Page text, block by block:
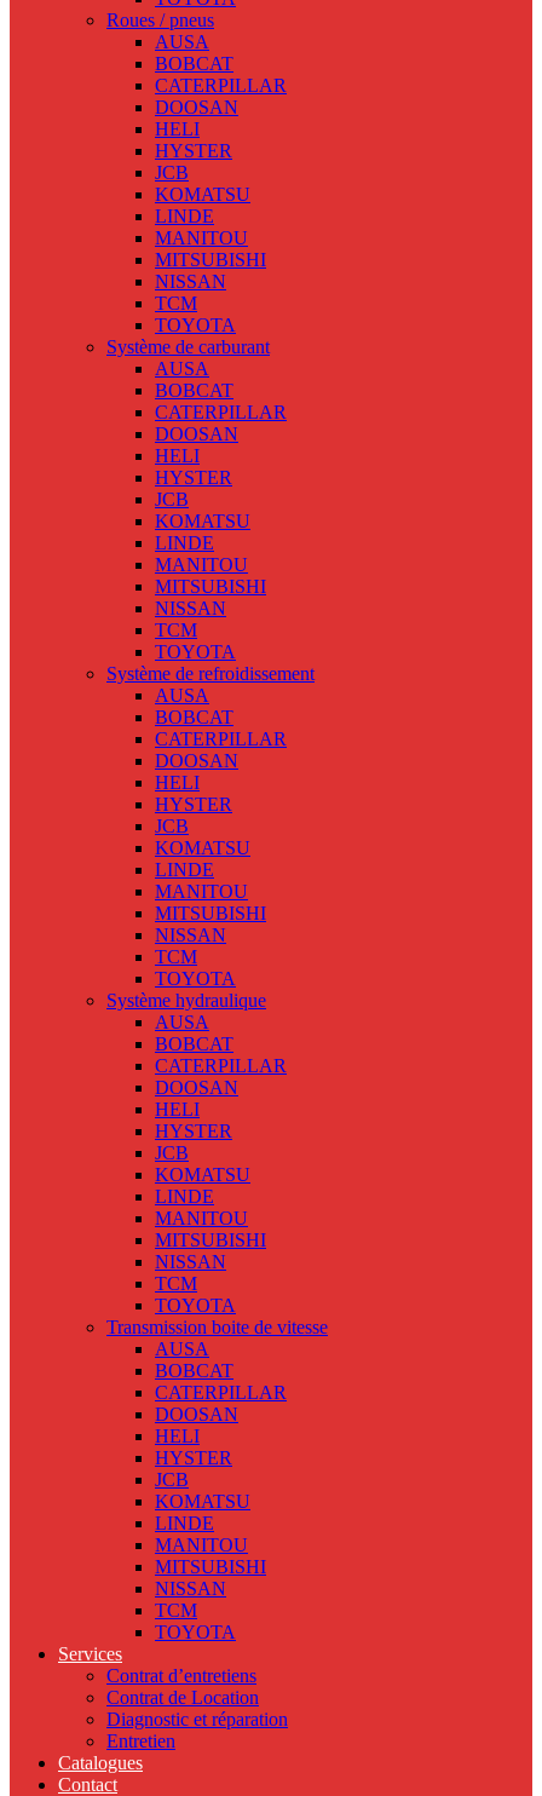
Roues / pneus
AUSA
BOBCAT
CATERPILLAR
DOOSAN
HELI
HYSTER
JCB
KOMATSU
LINDE
MANITOU
MITSUBISHI
NISSAN
TCM
TOYOTA
Système de carburant
AUSA
BOBCAT
CATERPILLAR
DOOSAN
HELI
HYSTER
JCB
KOMATSU
LINDE
MANITOU
MITSUBISHI
NISSAN
TCM
TOYOTA
Système de refroidissement
AUSA
BOBCAT
CATERPILLAR
DOOSAN
HELI
HYSTER
JCB
KOMATSU
LINDE
MANITOU
MITSUBISHI
NISSAN
TCM
TOYOTA
Système hydraulique
AUSA
BOBCAT
CATERPILLAR
DOOSAN
HELI
HYSTER
JCB
KOMATSU
LINDE
MANITOU
MITSUBISHI
NISSAN
TCM
TOYOTA
Transmission boite de vitesse
AUSA
BOBCAT
CATERPILLAR
DOOSAN
HELI
HYSTER
JCB
KOMATSU
LINDE
MANITOU
MITSUBISHI
NISSAN
TCM
TOYOTA
Services
Contrat d’entretiens
Contrat de Location
Diagnostic et réparation
Entretien
Catalogues
Contact